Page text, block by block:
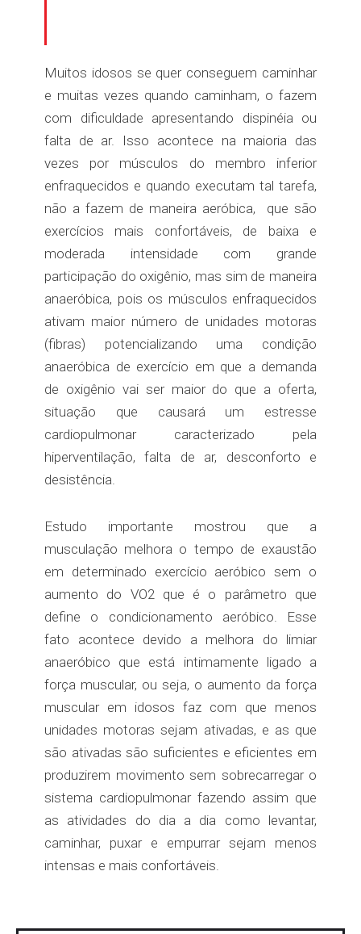
Muitos idosos se quer conseguem caminhar
e muitas vezes quando caminham, o fazem
com dificuldade apresentando dispinéia ou
falta de ar. Isso acontece na maioria das
vezes por músculos do membro inferior
enfraquecidos e quando executam tal tarefa,
não a fazem de maneira aeróbica, que são
exercícios mais confortáveis, de baixa e
moderada intensidade com grande
participação do oxigênio, mas sim de maneira
anaeróbica, pois os músculos enfraquecidos
ativam maior número de unidades motoras
(fibras) potencializando uma condição
anaeróbica de exercício em que a demanda
de oxigênio vai ser maior do que a oferta,
situação que causará um estresse
cardiopulmonar caracterizado pela
hiperventilação, falta de ar, desconforto e
desistência.
Estudo importante mostrou que a
musculação melhora o tempo de exaustão
em determinado exercício aeróbico sem o
aumento do VO2 que é o parâmetro que
define o condicionamento aeróbico. Esse
fato acontece devido a melhora do limiar
anaeróbico que está intimamente ligado a
força muscular, ou seja, o aumento da força
muscular em idosos faz com que menos
unidades motoras sejam ativadas, e as que
são ativadas são suficientes e eficientes em
produzirem movimento sem sobrecarregar o
sistema cardiopulmonar fazendo assim que
as atividades do dia a dia como levantar,
caminhar, puxar e empurrar sejam menos
intensas e mais confortáveis.